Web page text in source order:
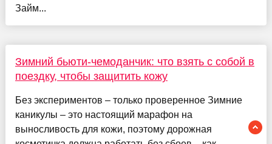
Займ...
Зимний бьюти-чемоданчик: что взять с собой в
поездку, чтобы защитить кожу
Без экспериментов – только проверенное Зимние
каникулы – это настоящий марафон на
выносливость для кожи, поэтому дорожная